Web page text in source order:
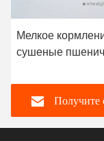
Мелкое
сушеные
креветок и
Получите